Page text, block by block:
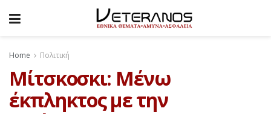
Home Πολιτική
Μίτσκοσκι: Μένω
έκπληκτος με την